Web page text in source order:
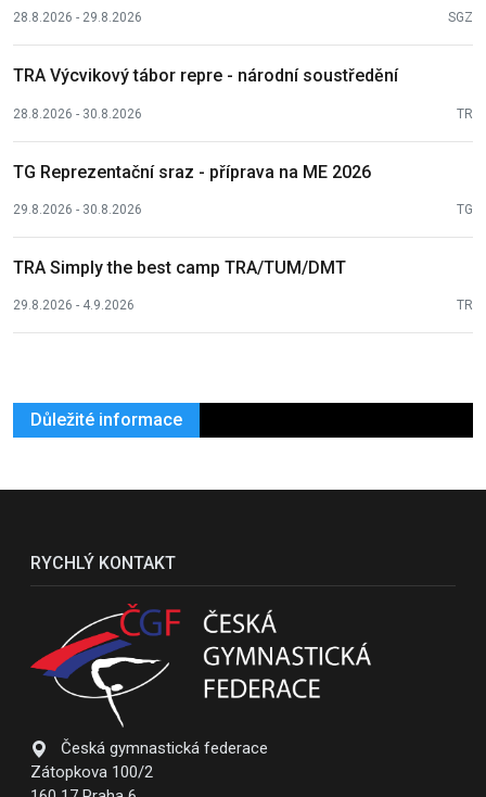
28.8.2026 - 29.8.2026 SGZ
TRA Výcvikový tábor repre - národní soustředění
28.8.2026 - 30.8.2026 TR
TG Reprezentační sraz - příprava na ME 2026
29.8.2026 - 30.8.2026 TG
TRA Simply the best camp TRA/TUM/DMT
29.8.2026 - 4.9.2026 TR
Důležité informace
RYCHLÝ KONTAKT
Česká gymnastická federace
Zátopkova 100/2